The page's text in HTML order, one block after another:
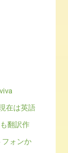
在は英語
翻訳作
ォンか